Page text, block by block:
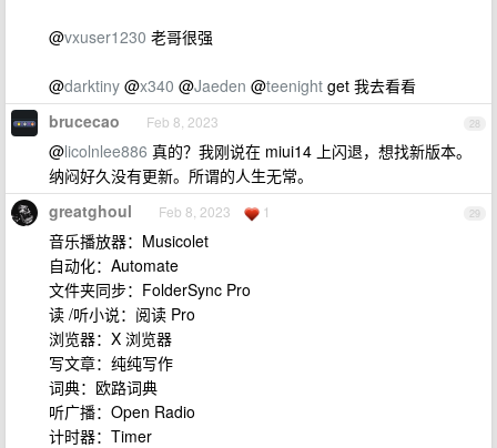
@vxuser1230 老哥很强
@darktiny @x340 @Jaeden @teenight get 我去看看
28
brucecao Feb 8, 2023
@licolnlee886 真的？我刚说在 miui14 上闪退，想找新版本。
纳闷好久没有更新。所谓的人生无常。
29
greatghoul Feb 8, 2023 1
音乐播放器：Musicolet
自动化：Automate
文件夹同步：FolderSync Pro
读 /听小说：阅读 Pro
浏览器：X 浏览器
写文章：纯纯写作
词典：欧路词典
听广播：Open Radio
计时器：Timer